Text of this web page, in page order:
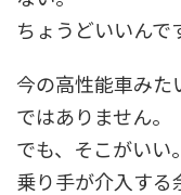
ちょうどいいんで
今の高性能車みた
ではありません。
でも、そこがいい。
乗り手が介入する